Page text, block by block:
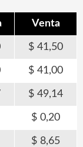
Venta
41,50
41,00
49,14
0,20
8,65